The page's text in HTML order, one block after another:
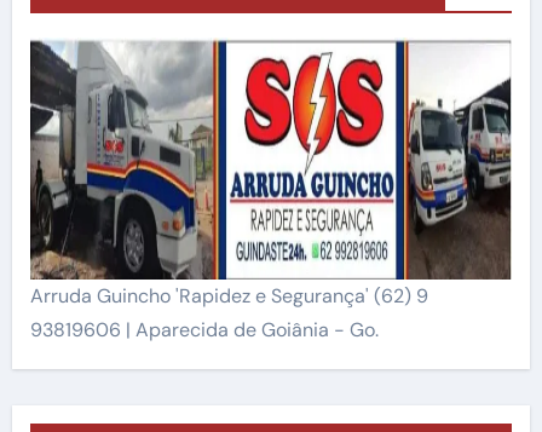
Arruda Guincho 'Rapidez e Segurança' (62) 9
93819606 | Aparecida de Goiânia - Go.